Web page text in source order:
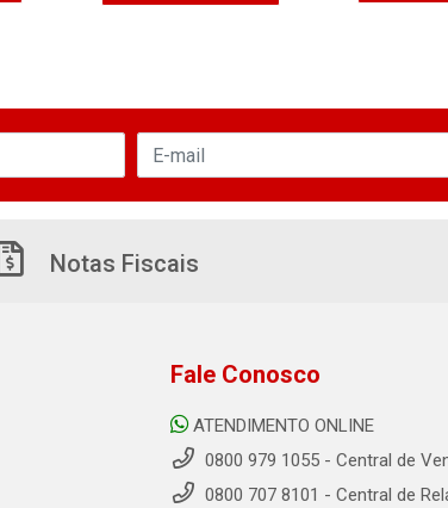
Notas Fiscais
Fale Conosco
ATENDIMENTO ONLINE
0800 979 1055 - Central de
0800 707 8101 - Central de